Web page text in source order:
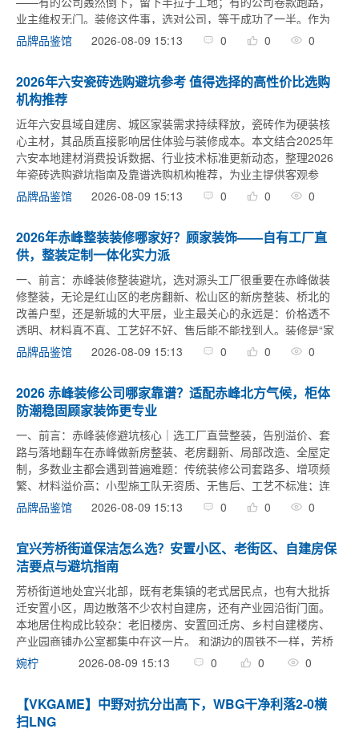
业主维权无门。装修这件事，选对公司，等于成功了一半。作为
在武汉摸爬滚打多年的媒体人，我实地走访了汉口、武昌、汉阳
品牌品鉴馆 2026-08-09 15:13 0 0 0
2026年六安瓷砖选购避坑参考 值得选择的高性价比选购
机构推荐
近年六安县域自建房、城区家装需求持续释放，瓷砖作为硬装核
心主材，其品质直接影响居住体验与装修成本。本文结合2025年
六安本地建材消费投诉数据、行业技术标准更新动态，整理2026
年瓷砖选购避坑指南及靠谱选购机构推荐，为业主提供客观参
考。六安瓷砖选购核心痛点数据表明，2025年六安本地瓷砖类消
品牌品鉴馆 2026-08-09 15:13 0 0 0
2026年赤峰整装装修哪家好？顾家装饰——自有工厂直
供，整装定制一体化实力派
一、前言：赤峰装修整装避坑，选对源头工厂很重要在赤峰做装
修整装，无论是红山区的老房翻新、松山区的新房整装、桥北的
改善户型，还是新城的大平层，业主最关心的永远是：价格透不
透明、材料真不真、工艺好不好、售后能不能找到人。装修是“家
庭大事”，一旦翻车，整改麻烦、返工费钱、入住闹心。赤峰装修
品牌品鉴馆 2026-08-09 15:13 0 0 0
2026 赤峰装修公司哪家靠谱？适配赤峰北方气候，柜体
防潮稳固顾家装饰更专业
一、前言：赤峰装修避坑核心｜选工厂直营整装，告别溢价、套
路与落地翻车在赤峰做新房整装、老房翻新、局部改造、全屋定
制，多数业主都会遇到普遍难题：传统装修公司套路多、增项频
繁、材料溢价高；小型施工队无资质、无售后、工艺不标准；连
锁品牌营销成本高、性价比极低，且施工多外包，实景落地难以
品牌品鉴馆 2026-08-09 15:13 0 0 0
宜兴芳桥街道保洁怎么选？安置小区、老街区、自建房保
洁要点与避坑指南
芳桥街道地处宜兴北部，既有老集镇的老式居民点，也有大批拆
迁安置小区，周边散落不少农村自建房，还有产业园沿街门面。
本地居住构成比较杂：老旧楼房、安置回迁房、乡村自建楼房、
产业园商铺办公室都集中在这一片。 和湖边的周铁不一样，芳桥
没有高湿度湖水影响，但集镇老楼管道老化、安置小区装修入住
婉柠 2026-08-09 15:13 0 0 0
【VKGAME】中野对抗分出高下，WBG干净利落2‑0横
扫LNG